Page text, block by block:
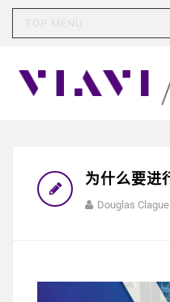
为什么要进
Douglas Clague